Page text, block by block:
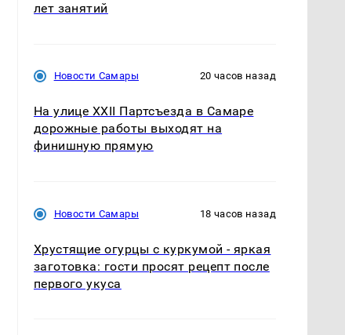
лет занятий
Новости Самары 20 часов назад
На улице XXII Партсъезда в Самаре
дорожные работы выходят на
финишную прямую
Новости Самары 18 часов назад
Хрустящие огурцы с куркумой - яркая
заготовка: гости просят рецепт после
первого укуса